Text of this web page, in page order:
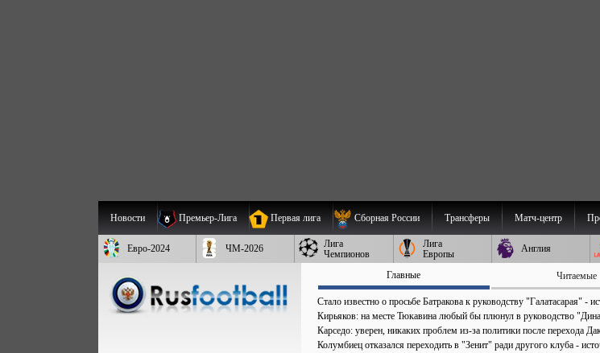
Новости Премьер-Лига Первая лига Сборная России Трансферы Матч-центр
Евро-2024 ЧМ-2026
Лига
Чемпионов
Лига
Европы
Англия
Главные Читаемые
Стало известно о просьбе Батракова к руководству "Галатасарая" -
Кирьяков: на месте Тюкавина любый бы плюнул в руководство
Карседо: уверен, никаких проблем из-за политики после перехода
Колумбиец отказался переходить в "Зенит" ради другого клуба -